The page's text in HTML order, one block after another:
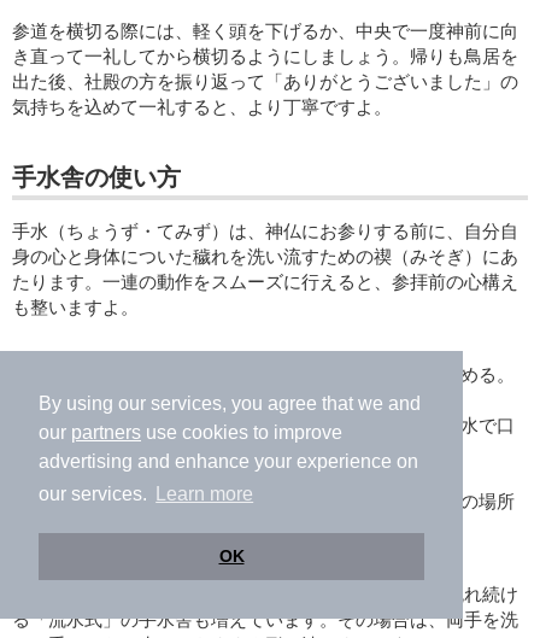
By using our services, you agree that we and
our partners use cookies to improve
advertising and enhance your experience on
our services.
Learn more
OK
参道を横切る際には、軽く頭を下げるか、中央で一度神前に向
き直って一礼してから横切るようにしましょう。帰りも鳥居を
出た後、社殿の方を振り返って「ありがとうございました」の
気持ちを込めて一礼すると、より丁寧ですよ。
手水舎の使い方
手水（ちょうず・てみず）は、神仏にお参りする前に、自分自
身の心と身体についた穢れを洗い流すための禊（みそぎ）にあ
たります。一連の動作をスムーズに行えると、参拝前の心構え
も整いますよ。
1.右手で柄杓（ひしゃく）を持ち、水を汲んで左手を清める。
2.柄杓を左手に持ち替え、右手を清める。
3.再び右手に持ち替え、左の手のひらに水を受け、その水で口
をすすぐ。（柄杓に直接口をつけないように注意）
4.口をすすぎ終えたら、もう一度左手を清める。
5.柄杓を立てて残った水で持ち手の部分を洗い流し、元の場所
近年は、感染症対策で柄杓を置かず、竹などから水が流れ続け
る「流水式」の手水舎も増えています。その場合は、両手を洗